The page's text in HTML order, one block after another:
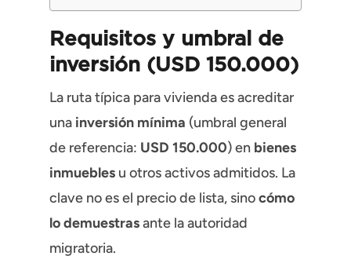
Requisitos y umbral de
inversión (USD 150.000)
La ruta típica para vivienda es acreditar
una inversión mínima (umbral general
de referencia: USD 150.000) en bienes
inmueblesu otros activos admitidos. La
clave no es el precio de lista, sinocómo
lo demuestrasante la autoridad
migratoria.